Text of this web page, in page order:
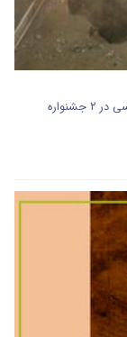
فیلم انیمیشن «پیانو» ساخته مرجان کشانی و شهاب شمسی در ۲ جشنواره